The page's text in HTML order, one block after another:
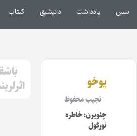
سس یادداشت دانیشیق کیتاب
یوخو
نجیب محفوظ
چئویرن: خاطره
نورگول